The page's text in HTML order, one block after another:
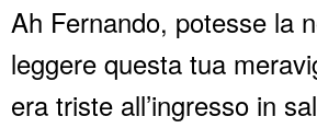
Ah Fernando, potesse la
leggere questa tua
era triste all’ingresso in